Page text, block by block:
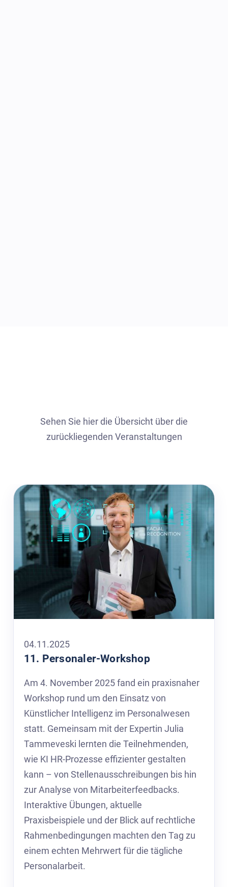
Sehen Sie hier die Übersicht über die
zurückliegenden Veranstaltungen
04.11.2025
11. Personaler-Workshop
Am 4. November 2025 fand ein praxisnaher
Workshop rund um den Einsatz von
Künstlicher Intelligenz im Personalwesen
statt. Gemeinsam mit der Expertin Julia
Tammeveski lernten die Teilnehmenden,
wie KI HR-Prozesse effizienter gestalten
kann – von Stellenausschreibungen bis hin
zur Analyse von Mitarbeiterfeedbacks.
Interaktive Übungen, aktuelle
Praxisbeispiele und der Blick auf rechtliche
Rahmenbedingungen machten den Tag zu
einem echten Mehrwert für die tägliche
Personalarbeit.